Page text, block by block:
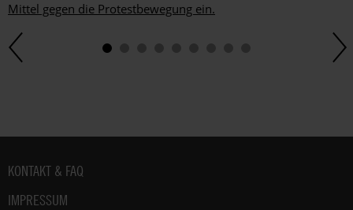
Mittel gegen die Protestbewegung ein.
Fußbereich
KONTAKT & FAQ
IMPRESSUM